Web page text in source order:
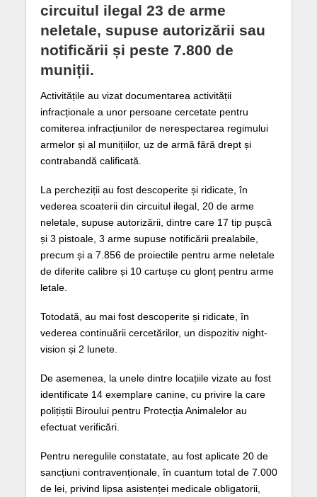
circuitul ilegal 23 de arme
neletale, supuse autorizării sau
notificării și peste 7.800 de
muniții.
Activitățile au vizat documentarea activității
infracționale a unor persoane cercetate pentru
comiterea infracțiunilor de nerespectarea regimului
armelor și al munițiilor, uz de armă fără drept și
contrabandă calificată.
La percheziții au fost descoperite și ridicate, în
vederea scoaterii din circuitul ilegal, 20 de arme
neletale, supuse autorizării, dintre care 17 tip pușcă
și 3 pistoale, 3 arme supuse notificării prealabile,
precum și a 7.856 de proiectile pentru arme neletale
de diferite calibre și 10 cartușe cu glonț pentru arme
letale.
Totodată, au mai fost descoperite și ridicate, în
vederea continuării cercetărilor, un dispozitiv night-
vision și 2 lunete.
De asemenea, la unele dintre locațiile vizate au fost
identificate 14 exemplare canine, cu privire la care
polițiștii Biroului pentru Protecția Animalelor au
efectuat verificări.
Pentru neregulile constatate, au fost aplicate 20 de
sancțiuni contravenționale, în cuantum total de 7.000
de lei, privind lipsa asistenței medicale obligatorii,